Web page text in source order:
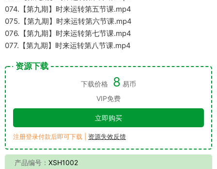
074.【第九期】时来运转第五节课.mp4
075.【第九期】时来运转第六节课.mp4
076.【第九期】时来运转第七节课.mp4
077.【第九期】时来运转第八节课.mp4
资源下载
下载价格 8 易币
VIP免费
立即购买
注册登录付款后即可下载 | 资源失效反馈
产品编号： XSH1002